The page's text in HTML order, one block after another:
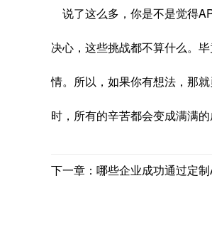
说了这么多，你是不是觉得
决心，这些挑战都不算什么。
情。所以，如果你有想法，那
时，所有的辛苦都会变成满满的
下一章：哪些企业成功通过定